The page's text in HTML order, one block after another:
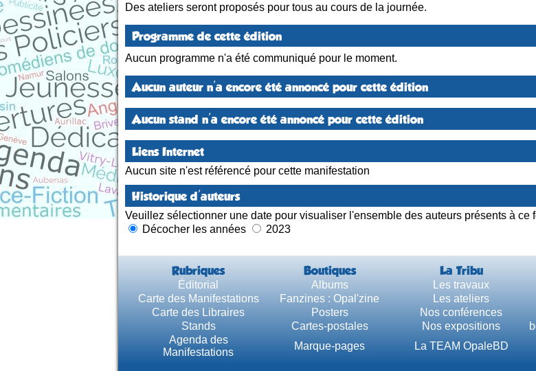
Des ateliers seront proposés pour tous au cours de la journée.
Programme de cette édition
Aucun programme n'a été communiqué pour le moment.
Aucun auteur n'a encore été annoncé pour cette édition
Aucun stand n'a encore été annoncé pour cette édition
Liens Internet
Aucun site n'est référencé pour cette manifestation
Historique d'auteurs
Veuillez sélectionner une date pour visualiser l'ensemble des auteurs présents à ce
Décocher les années
2023
Rubriques Boutiques La Tribu
Éditorial Albums Les travaux
Carte des Manifestations
Fanzines : Opal'zine Les ateliers
Carte des Libraires
Posters Nos conférences
Stands
Cartes-postales Nos expositions
Agenda des
Manifestations
Marque-pages La TEAM OpaleBD